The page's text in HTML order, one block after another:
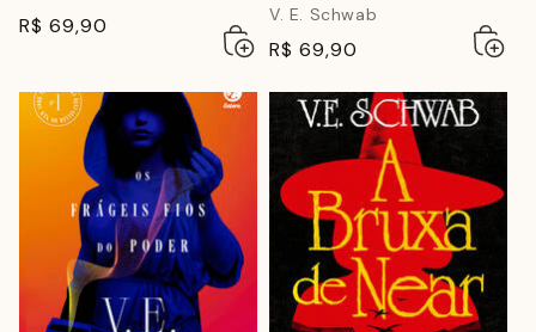
R$ 69,90
Adicionar
ao
Esgotado
V. E. Schwab
R$ 69,90
ao